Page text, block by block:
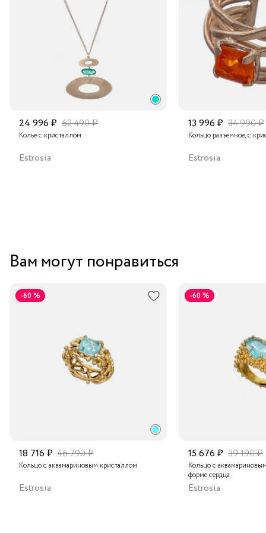
Подробнее о сроках доставки
24 996 ₽ 62 490 ₽
Колье с кристаллом
Estrosia
13 996 ₽ 34 990 ₽
Кольцо разъемное, с
Estrosia
Вам могут понравиться
-60 %
18 716 ₽ 46 790 ₽
Кольцо с аквамариновым кристаллом
Estrosia
-60 %
15 676 ₽ 39 190 ₽
Кольцо с
форме сердца
Estrosia